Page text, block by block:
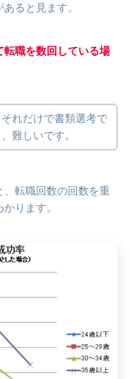
ると見ます。
職を数回している場
れだけで書類選考で
難しいです。
転職回数の回数を重
ります。